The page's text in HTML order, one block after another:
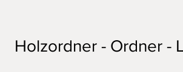
Holzordner - Ordner -